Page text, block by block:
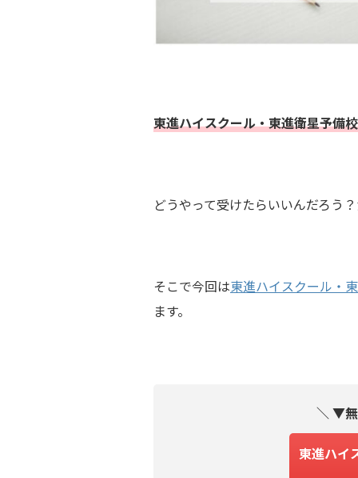
東進ハイスクール・東進衛星予備
どうやって受けたらいいんだろう
そこで今回は東進ハイスクール・
ます。
＼ ▼
東進ハイ